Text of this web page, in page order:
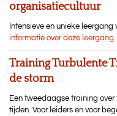
organisatiecultuur
Intensieve en unieke
informatie over deze leergang
Training Turbulente
de storm
Een tweedaagse training
tijden. Voor leiders en voor